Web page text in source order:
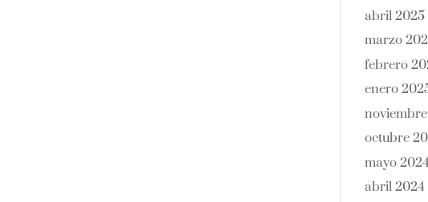
abril 2025
marzo
febrero
enero
octubre
mayo 2024
abril 2024